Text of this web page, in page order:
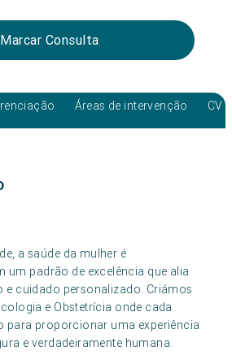
Infertilidade
Regenerativa Funcional
Marcar Consulta
Áreas de intervenção CV
a saúde da mulher é
um padrão de excelência que alia
cuidado personalizado. Criámos
e Obstetrícia onde cada
para proporcionar uma experiência
e verdadeiramente humana.